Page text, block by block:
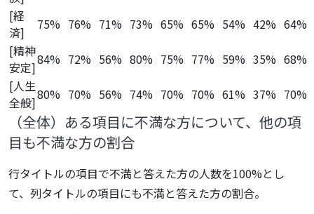
[経
済]
75% 76% 71% 73% 65% 65% 54% 42% 64%
[精神
安定]84% 72% 56% 80% 75% 77% 59% 35% 68%
[人生
全般]80% 70% 56% 74% 70% 70% 61% 37% 70%
（全体）ある項目に不満な方について、他の項
目も不満な方の割合
行タイトルの項目で不満と答えた方の人数を100%とし
て、列タイトルの項目にも不満と答えた方の割合。